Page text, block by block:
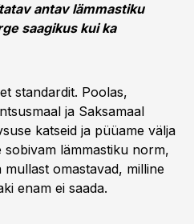
antav lämmastiku
saagikus kui ka
standardit. Poolas,
ja Saksamaal
katseid ja püüame välja
sobivam lämmastiku norm,
mullast omastavad, milline
enam ei saada.